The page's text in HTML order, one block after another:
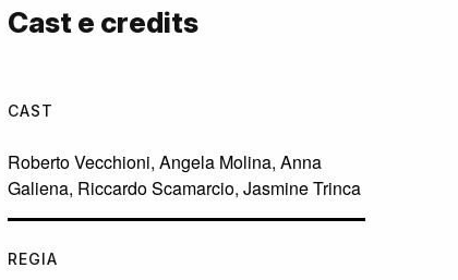
Cast e credits
CAST
Roberto Vecchioni, Angela Molina, Anna
Galiena, Riccardo Scamarcio, Jasmine Trinca
REGIA